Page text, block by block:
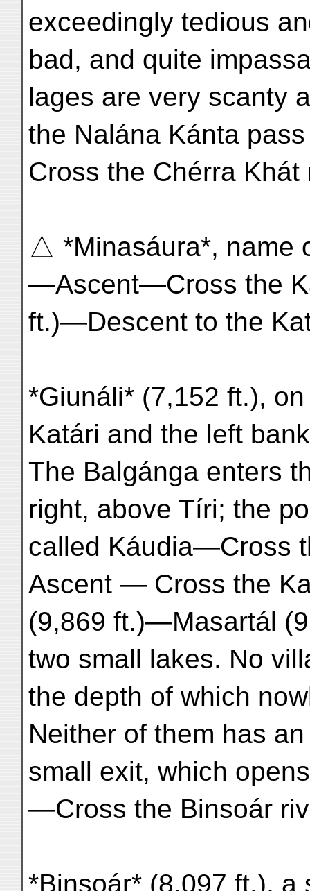
exceedingly tedious
bad, and quite
lages are very
the Nalána Kánta
Cross the Chérra
△ *Minasáura*, name
—Ascent—Cross the
ft.)—Descent to the
*Giunáli* (7,152 ft.),
Katári and the left
The Balgánga enters
right, above Tíri; the
called Káudia—Cross
Ascent — Cross the
(9,869 ft.)—Masartál
two small lakes. No
the depth of which
Neither of them has
small exit, which
—Cross the Binsoár
*Binsoár* (8,097 ft.),